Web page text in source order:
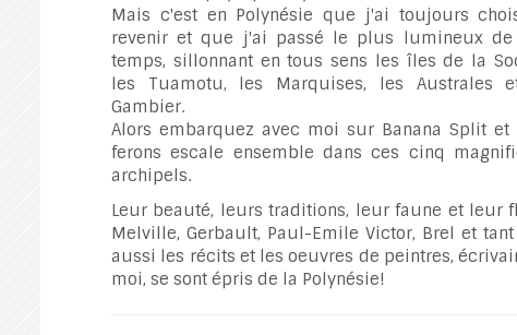
Mais c'est en Polynésie que j'ai toujours
revenir et que j'ai passé le plus lumineux de
temps, sillonnant en tous sens les îles de la
les Tuamotu, les Marquises, les Australes
Gambier.
Alors embarquez avec moi sur Banana Split et
ferons escale ensemble dans ces cinq
archipels.
Leur beauté, leurs traditions, leur faune et leur
Melville, Gerbault, Paul-Emile Victor, Brel et
aussi les récits et les oeuvres de peintres,
moi, se sont épris de la Polynésie!